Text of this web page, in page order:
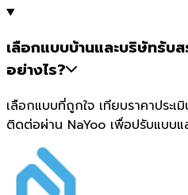
เลือกแบบบ้านและบริษัทรับ
อย่างไร?
เลือกแบบที่ถูกใจ เทียบราคาประ
ติดต่อผ่าน NaYoo เพื่อปรับแบบแ